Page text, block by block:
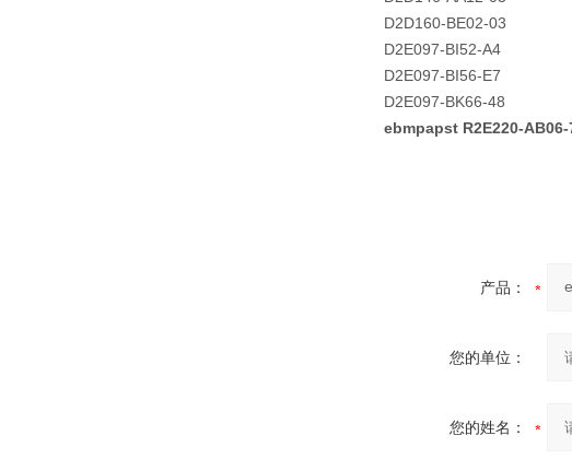
D2D160-BE02-03
D2E097-BI52-A4
D2E097-BI56-E7
D2E097-BK66-48
ebmpapst R2E220-AB06-
产品：
您的单位：
您的姓名：